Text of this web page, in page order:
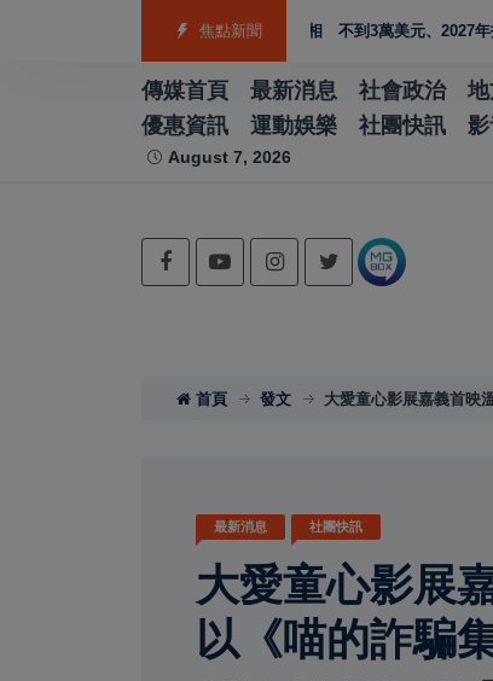
焦點新聞
福特電動皮卡Fathom亮相 不到3萬美元、2027年投產搶攻平
傳媒首頁 最新消息 社會政治 地
優惠資訊
運動娛樂 社團快訊
August 7, 2026
首頁 發文 大愛童心影展嘉義首映
最新消息 社團快訊
大愛童心影展
以《喵的詐騙